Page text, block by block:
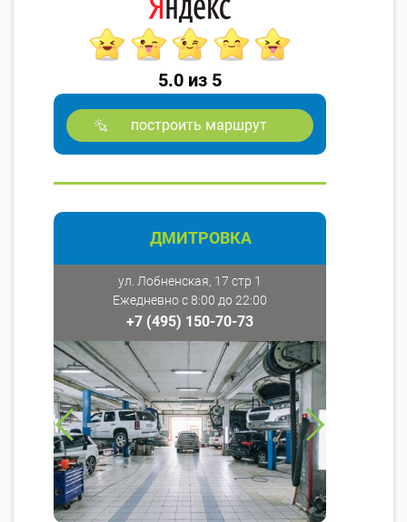
5.0 из 5
построить маршрут
ДМИТРОВКА
ул. Лобненская, 17 стр 1
Ежедневно с 8:00 до 22:00
+7 (495) 150-70-73